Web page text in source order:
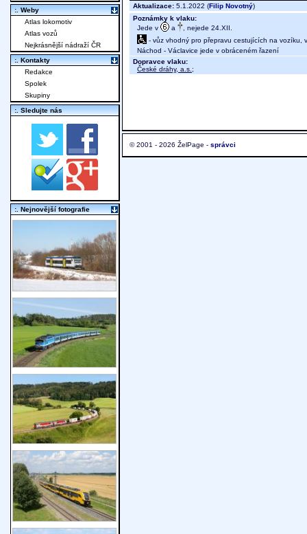
Aktualizace: 5.1.2022 (Filip Novotný)
Poznámky k vlaku:
Jede v
a
, nejede 24.XII.
- vůz vhodný pro přepravu cestujících na vozíku,
Náchod - Václavice jede v obráceném řazení
Dopravce vlaku:
České dráhy, a.s. ;
© 2001 - 2026 ŽelPage - správci
:. Weby
Atlas lokomotiv
Atlas vozů
Nejkrásnější nádraží ČR
:. Kontakty
Redakce
Spolek
Skupiny
:. Sledujte nás
:. Nejnovější fotografie